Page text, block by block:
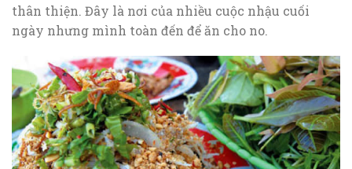
thân thiện. Đây là nơi của nhiều cuộc nhậu cuối
ngày nhưng mình toàn đến để ăn cho no.